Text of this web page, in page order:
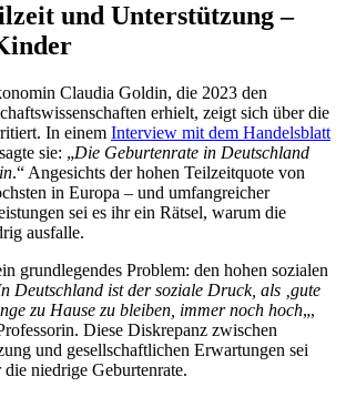
und Unterstützung –
Claudia Goldin, die 2023 den
erhielt, zeigt sich über die
In einem Interview mit dem Handelsblatt
sagte sie: „Die Geburtenrate in Deutschland
.“ Angesichts der hohen Teilzeitquote von
in Europa – und umfangreicher
sei es ihr ein Rätsel, warum die
ausfalle.
grundlegendes Problem: den hohen sozialen
Deutschland ist der soziale Druck, als ‚gute
zu Hause zu bleiben, immer noch hoch„,
Diese Diskrepanz zwischen
und gesellschaftlichen Erwartungen sei
niedrige Geburtenrate.